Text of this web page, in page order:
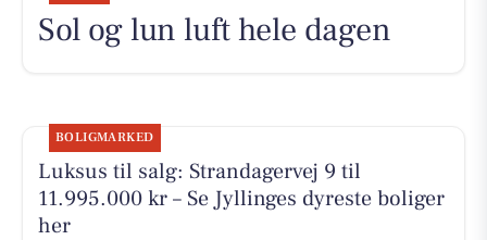
Sol og lun luft hele dagen
BOLIGMARKED
Luksus til salg: Strandagervej 9 til
11.995.000 kr – Se Jyllinges dyreste boliger
her